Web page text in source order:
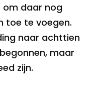
om daar nog
toe te voegen.
naar achttien
maar
zijn.